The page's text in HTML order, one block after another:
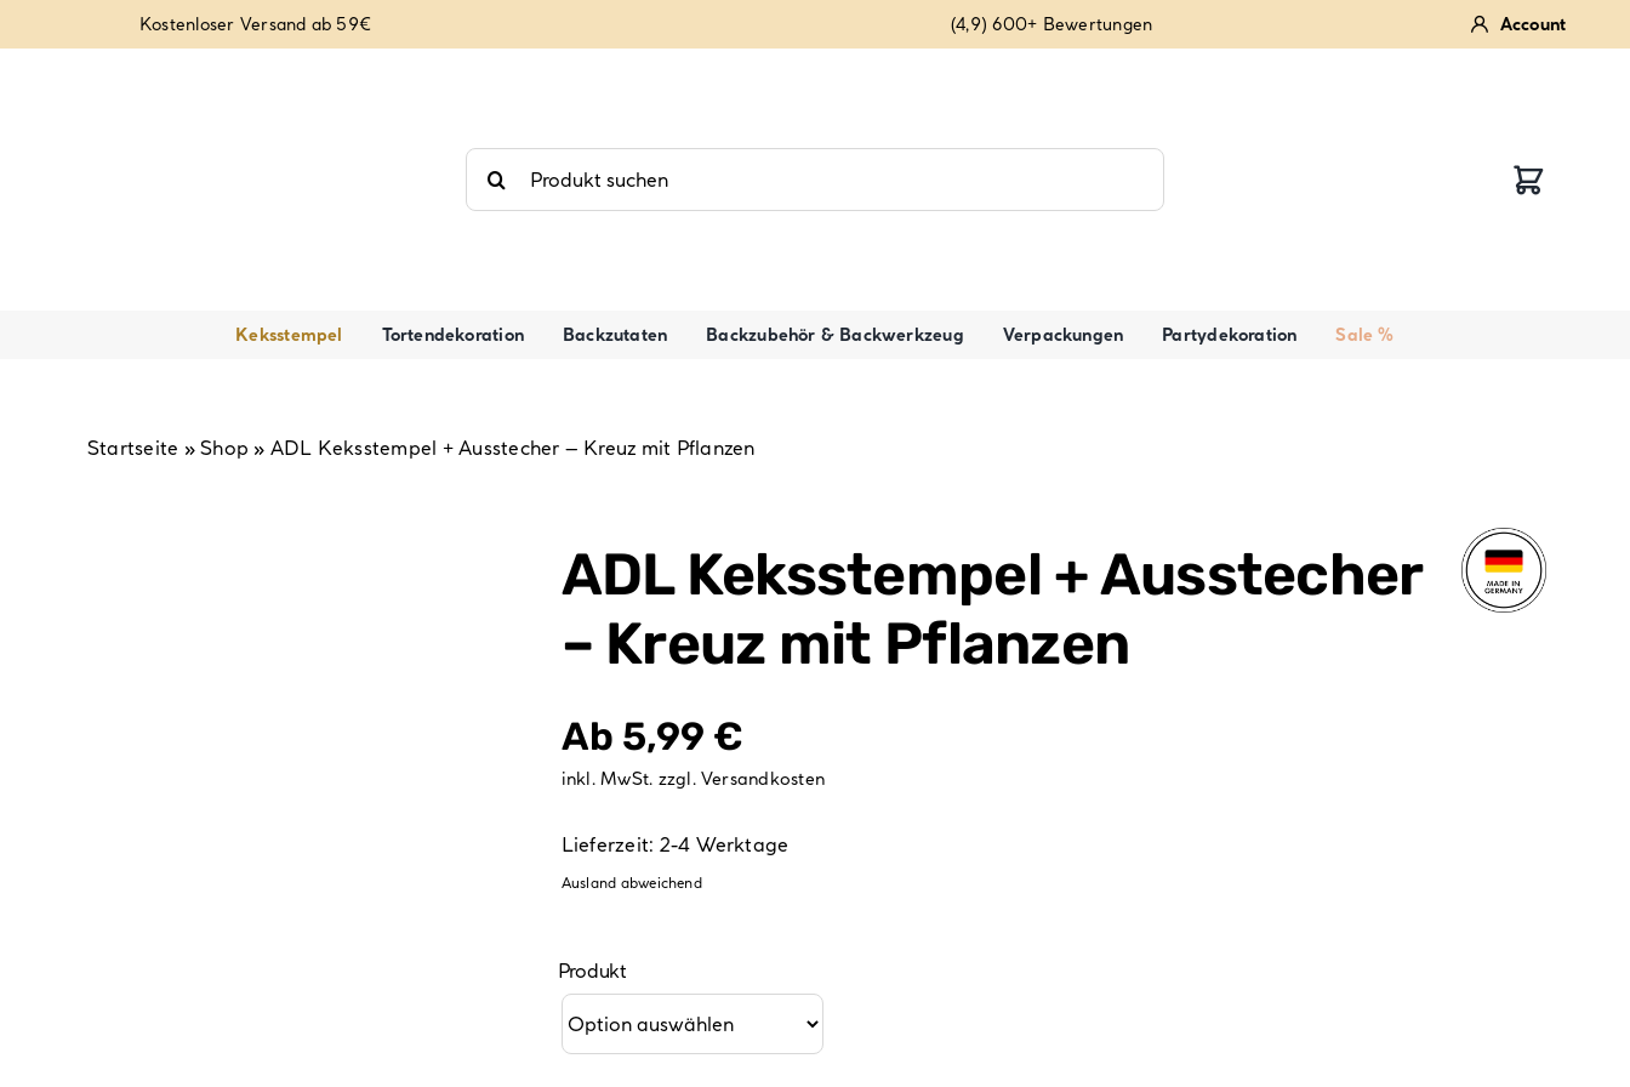
Inhalt
Kostenloser Versand ab 59€ (4,9) 600+ Bewertungen Account
nach:
Keksstempel Tortendekoration Backzutaten Backzubehör & Backwerkzeug Verpackungen Partydekoration Sale %
Startseite »Shop » ADL Keksstempel + Ausstecher – Kreuz mit Pflanzen
ADL Keksstempel + Ausstecher
– Kreuz mit Pflanzen
Ab 5,99 €
inkl. MwSt. zzgl. Versandkosten
Lieferzeit: 2-4 Werktage
Ausland abweichend
Produkt